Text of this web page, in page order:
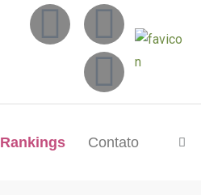
Rankings Contato